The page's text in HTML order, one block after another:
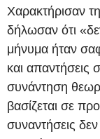
Χαρακτήρισαν
δήλωσαν ότι
μήνυμα ήταν
και απαντήσεις
συνάντηση
βασίζεται σε
συναντήσεις